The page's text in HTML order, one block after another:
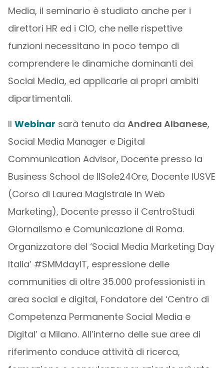
Media, il seminario è studiato anche per i
direttori HR ed i CIO, che nelle rispettive
funzioni necessitano in poco tempo di
comprendere le dinamiche dominanti dei
Social Media, ed applicarle ai propri ambiti
dipartimentali.
Il Webinar sarà tenuto da Andrea Albanese,
Social Media Manager e Digital
Communication Advisor, Docente presso la
Business School de IlSole24Ore, Docente IUSVE
(Corso di Laurea Magistrale in Web
Marketing), Docente presso il CentroStudi
Giornalismo e Comunicazione di Roma.
Organizzatore del ‘Social Media Marketing Day
Italia’ #SMMdayIT, espressione delle
communities di oltre 35.000 professionisti in
area social e digital, Fondatore del ‘Centro di
Competenza Permanente Social Media e
Digital’ a Milano. All’interno delle sue aree di
riferimento conduce attività di ricerca,